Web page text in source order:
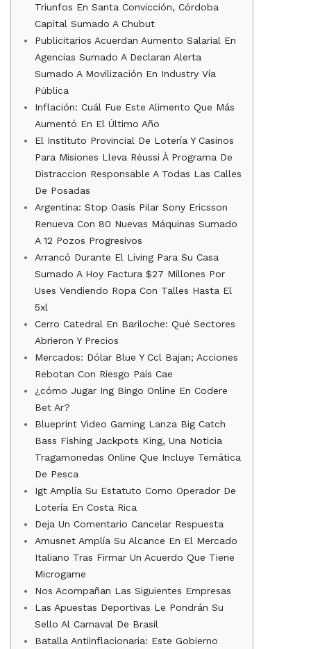
Triunfos En Santa Convicción, Córdoba
Capital Sumado A Chubut
Publicitarios Acuerdan Aumento Salarial En
Agencias Sumado A Declaran Alerta
Sumado A Movilización En Industry Vía
Pública
Inflación: Cuál Fue Este Alimento Que Más
Aumentó En El Último Año
El Instituto Provincial De Lotería Y Casinos
Para Misiones Lleva Réussi À Programa De
Distraccion Responsable A Todas Las Calles
De Posadas
Argentina: Stop Oasis Pilar Sony Ericsson
Renueva Con 80 Nuevas Máquinas Sumado
A 12 Pozos Progresivos
Arrancó Durante El Living Para Su Casa
Sumado A Hoy Factura $27 Millones Por
Uses Vendiendo Ropa Con Talles Hasta El
5xl
Cerro Catedral En Bariloche: Qué Sectores
Abrieron Y Precios
Mercados: Dólar Blue Y Ccl Bajan; Acciones
Rebotan Con Riesgo País Cae
¿cómo Jugar Ing Bingo Online En Codere
Bet Ar?
Blueprint Video Gaming Lanza Big Catch
Bass Fishing Jackpots King, Una Noticia
Tragamonedas Online Que Incluye Temática
De Pesca
Igt Amplía Su Estatuto Como Operador De
Lotería En Costa Rica
Deja Un Comentario Cancelar Respuesta
Amusnet Amplía Su Alcance En El Mercado
Italiano Tras Firmar Un Acuerdo Que Tiene
Microgame
Nos Acompañan Las Siguientes Empresas
Las Apuestas Deportivas Le Pondrán Su
Sello Al Carnaval De Brasil
Batalla Antiinflacionaria: Este Gobierno